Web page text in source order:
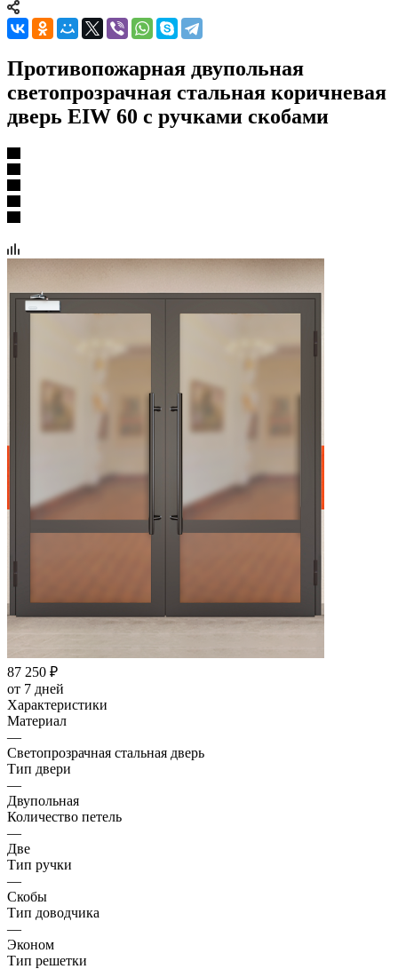
Противопожарная двупольная
светопрозрачная стальная коричневая
дверь EIW 60 с ручками скобами
87 250 ₽
от 7 дней
Характеристики
Материал
—
Светопрозрачная стальная дверь
Тип двери
—
Двупольная
Количество петель
—
Две
Тип ручки
—
Скобы
Тип доводчика
—
Эконом
Тип решетки